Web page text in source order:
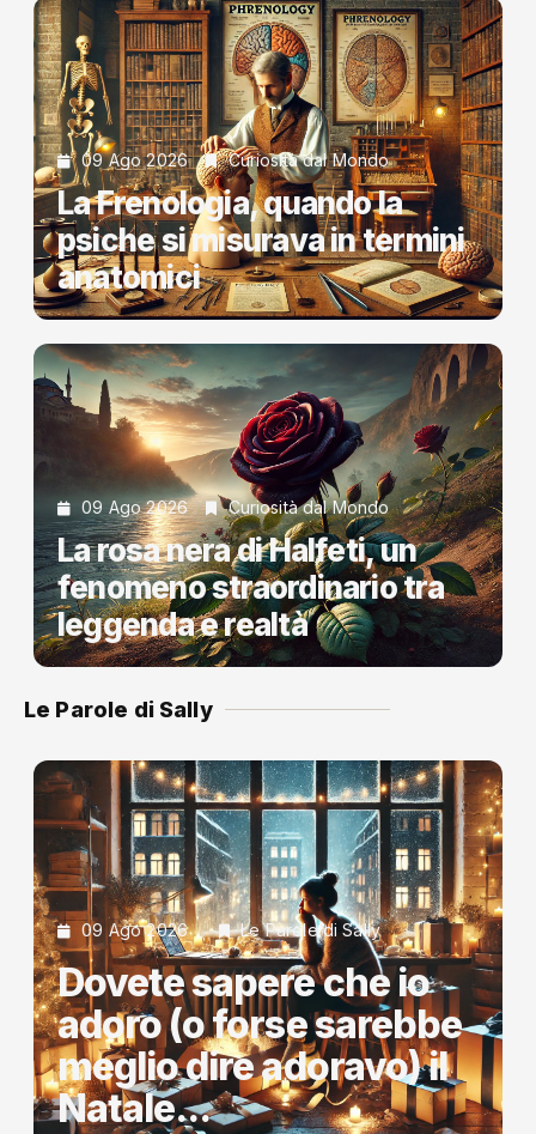
09 Ago 2026 Curiosità dal Mondo
La Frenologia, quando la
psiche si misurava in termini
anatomici
09 Ago 2026 Curiosità dal Mondo
La rosa nera di Halfeti, un
fenomeno straordinario tra
leggenda e realtà
Le Parole di Sally
09 Ago 2026 Le Parole di Sally
Dovete sapere che io
adoro (o forse sarebbe
meglio dire adoravo) il
Natale...